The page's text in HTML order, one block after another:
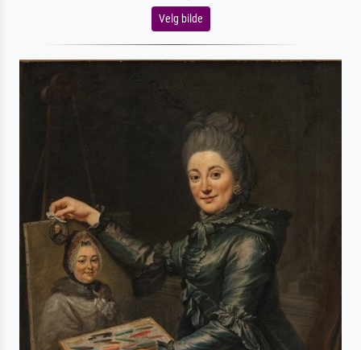
Velg bilde